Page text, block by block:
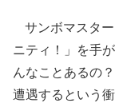
サンボマスタ
ニティ！」を手
んなことあるの
遭遇するという